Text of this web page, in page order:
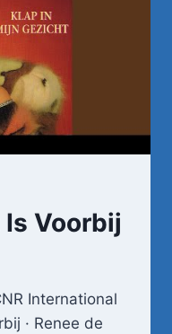
Voorbij
International
· Renee de